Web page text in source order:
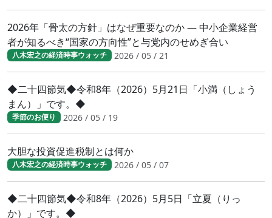
2026年「骨太の方針」はなぜ重要なのか ― 中小企業経営
者が知るべき“国家の方向性”と与党内のせめぎ合い
八木宏之の経済時事ウォッチ 2026 / 05 / 21
◆二十四節気◆令和8年（2026）5月21日「小満（しょう
まん）」です。◆
季節のお便り 2026 / 05 / 19
大胆な投資促進税制とは何か
八木宏之の経済時事ウォッチ 2026 / 05 / 07
◆二十四節気◆令和8年（2026）5月5日「立夏（りっ
か）」です。◆